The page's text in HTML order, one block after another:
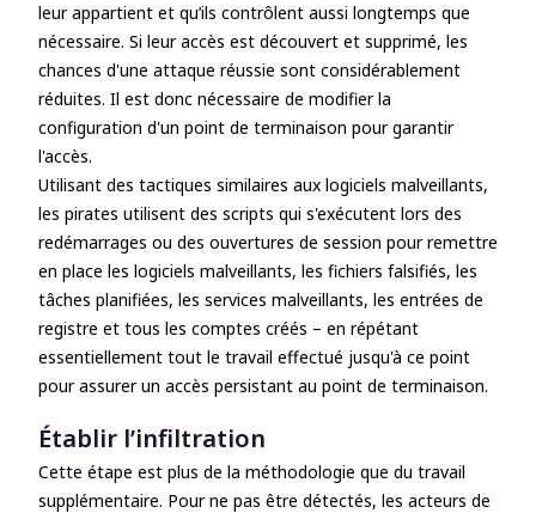
leur appartient et qu’ils contrôlent aussi longtemps que
nécessaire. Si leur accès est découvert et supprimé, les
chances d'une attaque réussie sont considérablement
réduites. Il est donc nécessaire de modifier la
configuration d'un point de terminaison pour garantir
l'accès.
Utilisant des tactiques similaires aux logiciels malveillants,
les pirates utilisent des scripts qui s'exécutent lors des
redémarrages ou des ouvertures de session pour remettre
en place les logiciels malveillants, les fichiers falsifiés, les
tâches planifiées, les services malveillants, les entrées de
registre et tous les comptes créés – en répétant
essentiellement tout le travail effectué jusqu'à ce point
pour assurer un accès persistant au point de terminaison.
Établir l’infiltration
Cette étape est plus de la méthodologie que du travail
supplémentaire. Pour ne pas être détectés, les acteurs de